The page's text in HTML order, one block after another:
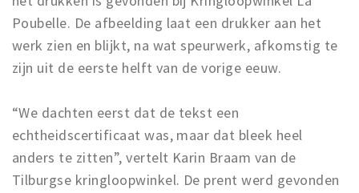
Poubelle. De afbeelding laat een drukker aan het
werk zien en blijkt, na wat speurwerk, afkomstig te
zijn uit de eerste helft van de vorige eeuw.
“We dachten eerst dat de tekst een
echtheidscertificaat was, maar dat bleek heel
anders te zitten”, vertelt Karin Braam van de
Tilburgse kringloopwinkel. De prent werd gevonden